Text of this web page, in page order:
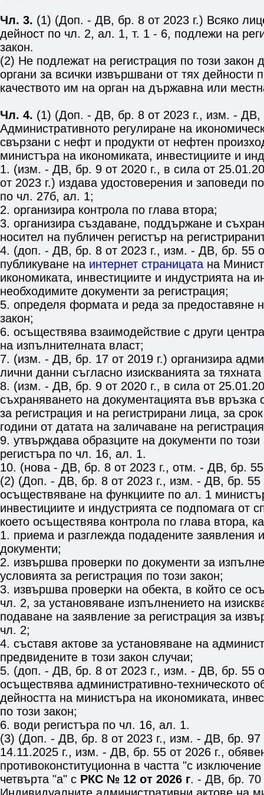
Чл. 3. (1) (Доп. - ДВ, бр. 8 от 2023 г.) Всяко
дейност по чл. 2, ал. 1, т. 1 - 6, подлежи на
закон.
(2) Не подлежат на регистрация по този закон
органи за всички извършвани от тях дейности
качеството им на орган на държавна или
Чл. 4. (1) (Доп. - ДВ, бр. 8 от 2023 г., изм. - ДВ,
Административното регулиране на
свързани с нефт и продукти от нефтен
министъра на икономиката, инвестициите и
1. (изм. - ДВ, бр. 9 от 2020 г., в сила от
от 2023 г.) издава удостоверения и заповеди
по чл. 27б, ал. 1;
2. организира контрола по глава втора;
3. организира създаване, поддържане и
носител на публичен регистър на
4. (доп. - ДВ, бр. 8 от 2023 г., изм. - ДВ, бр. 55
публикуване на интернет страницата на
икономиката, инвестициите и индустрията на
необходимите документи за регистрация;
5. определя формата и реда за предоставяне
закон;
6. осъществява взаимодействие с други
на изпълнителната власт;
7. (изм. - ДВ, бр. 17 от 2019 г.) организира
лични данни съгласно изискванията за
8. (изм. - ДВ, бр. 9 от 2020 г., в сила от
съхраняването на документацията във връзка
за регистрация и на регистрирани лица, за
години от датата на заличаване на
9. утвърждава образците на документи по
регистъра по чл. 16, ал. 1.
10. (нова - ДВ, бр. 8 от 2023 г., отм. - ДВ, бр. 55
(2) (Доп. - ДВ, бр. 8 от 2023 г., изм. - ДВ, бр. 55
осъществяване на функциите по ал. 1
инвестициите и индустрията се подпомага от
което осъществява контрола по глава втора,
1. приема и разглежда подадените заявления
документи;
2. извършва проверки по документи за
условията за регистрация по този закон;
3. извършва проверки на обекта, в който се
чл. 2, за установяване изпълнението на
подаване на заявление за регистрация за
чл. 2;
4. съставя актове за установяване на
предвидените в този закон случаи;
5. (доп. - ДВ, бр. 8 от 2023 г., изм. - ДВ, бр. 55
осъществява административно-техническото
дейността на министъра на икономиката,
по този закон;
6. води регистъра по чл. 16, ал. 1.
(3) (Доп. - ДВ, бр. 8 от 2023 г., изм. - ДВ, бр. 97
14.11.2025 г., изм. - ДВ, бр. 55 от 2026 г.,
противоконституционна в частта "с
четвърта "а" с РКС № 12 от 2026 г. - ДВ, бр. 70